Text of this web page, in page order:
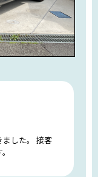
した。 接客